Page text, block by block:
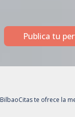
Publica tu
BilbaoCitaste ofrece la